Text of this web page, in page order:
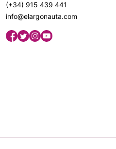
(+34) 915 439 441
info@elargonauta.com